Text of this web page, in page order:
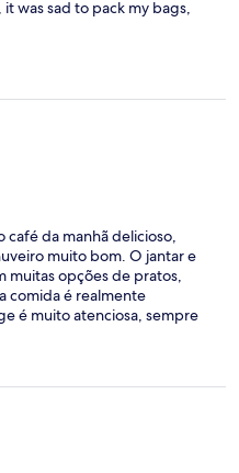
was sad to pack my bags,
café da manhã delicioso,
muito bom. O jantar e
muitas opções de pratos,
comida é realmente
é muito atenciosa, sempre
A localização é
É possível ver vários animais
visitam o lodge
inseridos na vida
de 10.